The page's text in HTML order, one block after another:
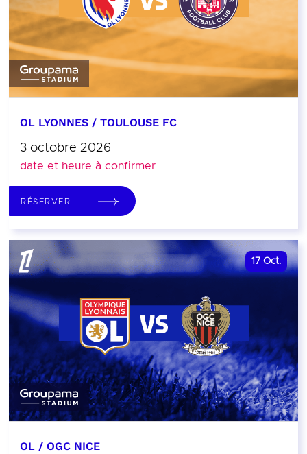
OL LYONNES / TOULOUSE FC
3 octobre 2026
date et heure à confirmer
RÉSERVER
17 Oct.
OL / OGC NICE